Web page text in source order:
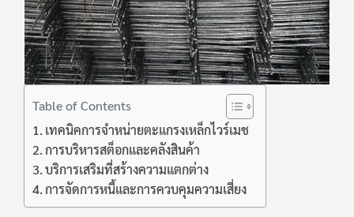
Table of Contents
เทคนิคการจำหน่ายตะแกรงเหล็กไวร์เมช
การบริหารสต็อกและคลังสินค้า
บริการเสริมที่สร้างความแตกต่าง
การจัดการหนี้และการควบคุมความเสี่ยง